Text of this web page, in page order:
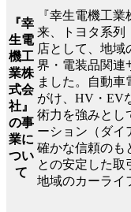
『幸
生電
機工
業株
式会
社』
の事
業に
つい
て
『幸生電機工
来、トヨタ系列
店として、地域
界・電装品関連
ました。自動
がけ、HV・EV
術力を強みとし
ーション（ダイ
確かな信頼のも
との安定した取
地域のカーライ